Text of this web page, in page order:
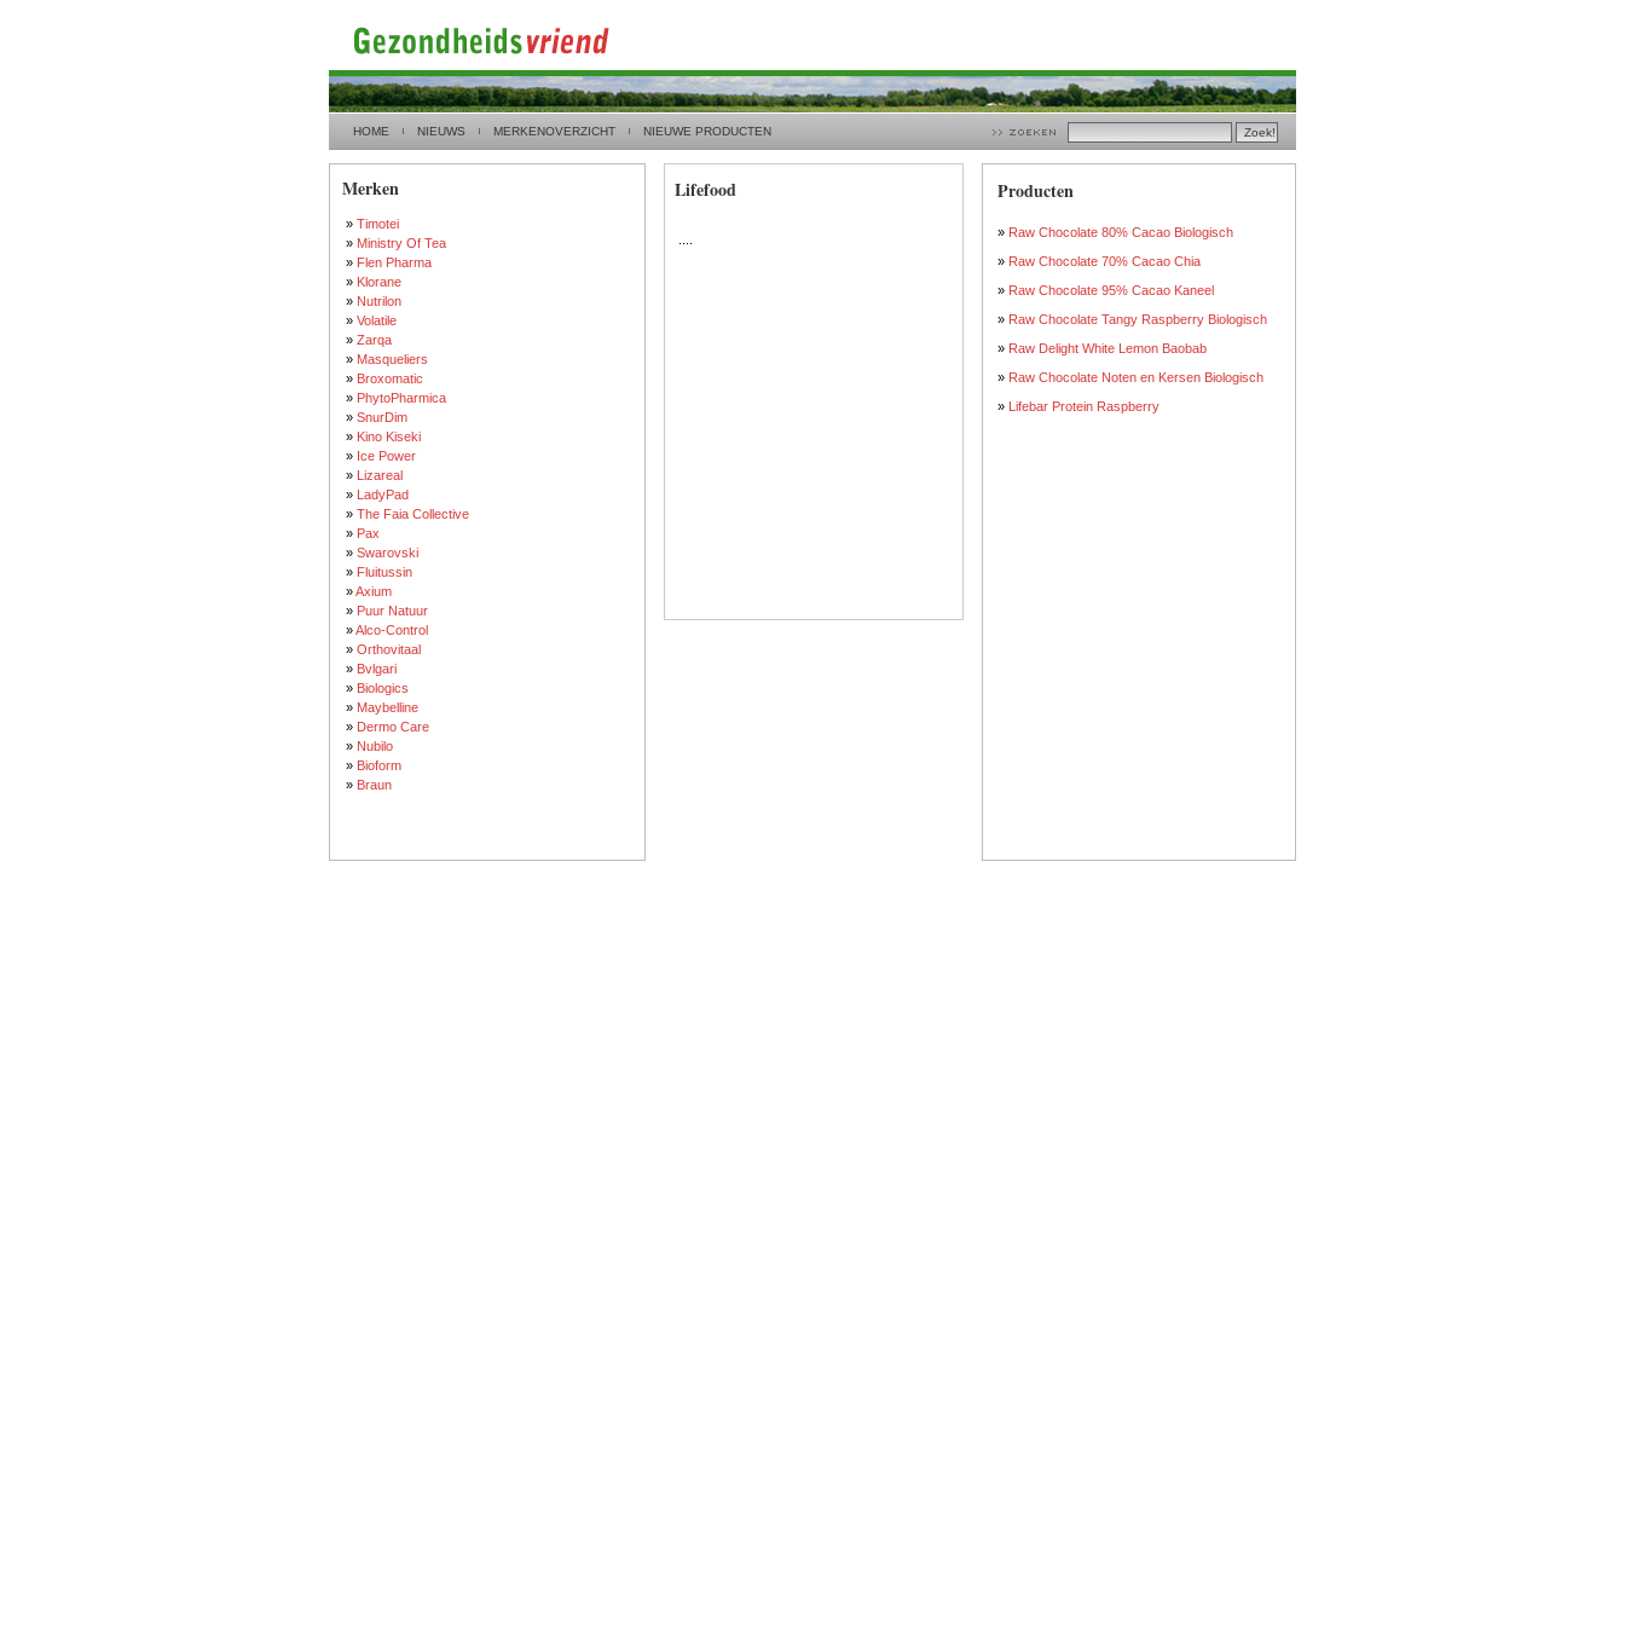
HOME NIEUWS MERKENOVERZICHT NIEUWE PRODUCTEN
Merken
» Timotei
» Ministry Of Tea
» Flen Pharma
» Klorane
» Nutrilon
» Volatile
» Zarqa
» Masqueliers
» Broxomatic
» PhytoPharmica
» SnurDim
» Kino Kiseki
» Ice Power
» Lizareal
» LadyPad
» The Faia Collective
» Pax
» Swarovski
» Fluitussin
»Axium
» Puur Natuur
»Alco-Control
» Orthovitaal
» Bvlgari
» Biologics
» Maybelline
» Dermo Care
» Nubilo
» Bioform
» Braun
Lifefood Producten
» Raw Chocolate 80% Cacao Biologisch
» Raw Chocolate 70% Cacao Chia
» Raw Chocolate 95% Cacao Kaneel
» Raw Chocolate Tangy Raspberry Biologisch
» Raw Delight White Lemon Baobab
» Raw Chocolate Noten en Kersen Biologisch
» Lifebar Protein Raspberry